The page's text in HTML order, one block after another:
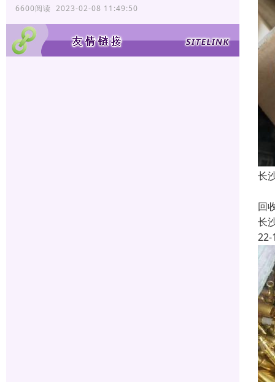
6600阅读 2023-02-08 11:49:50
长
回
长
22-